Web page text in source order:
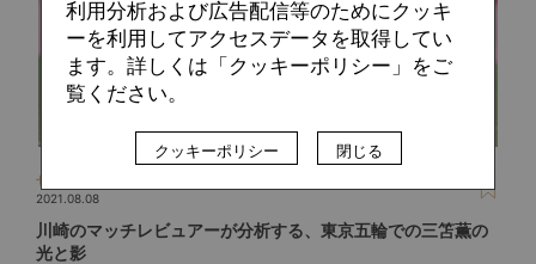
せこ
2021.08.08
川崎のマッチレビュアーが分析する、東京五輪での三笘薫の
光と影
利用分析および広告配信等のためにクッキ
ーを利用してアクセスデータを取得してい
ます。詳しくは「クッキーポリシー」をご
覧ください。
クッキーポリシー 閉じる